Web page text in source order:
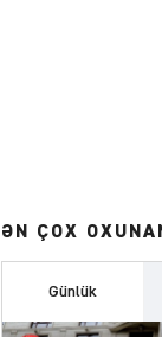
ƏN ÇOX
Günlük